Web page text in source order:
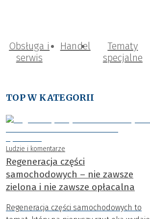
Obsługa i
serwis
Handel
Tematy
specjalne
TOP W KATEGORII
Ludzie i komentarze
Regeneracja części
samochodowych – nie zawsze
zielona i nie zawsze opłacalna
Regeneracja części samochodowych to